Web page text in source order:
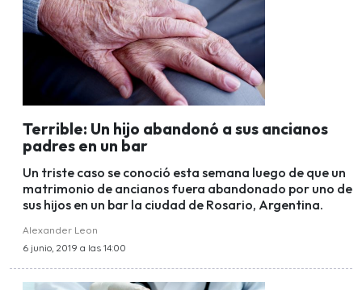
Terrible: Un hijo abandonó a sus ancianos
padres en un bar
Un triste caso se conoció esta semana luego de que un
matrimonio de ancianos fuera abandonado por uno de
sus hijos en un bar la ciudad de Rosario, Argentina.
Alexander Leon
6 junio, 2019 a las 14:00